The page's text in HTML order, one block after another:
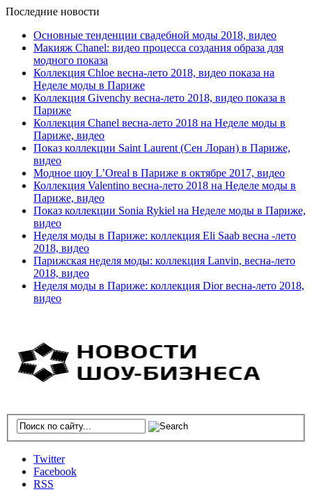
Последние новости
Основные тенденции свадебной моды 2018, видео
Макияж Chanel: видео процесса создания образа для
модного показа
Коллекция Chloe весна-лето 2018, видео показа на
Неделе моды в Париже
Коллекция Givenchy весна-лето 2018, видео показа в
Париже
Коллекция Chanel весна-лето 2018 на Неделе моды в
Париже, видео
Показ коллекции Saint Laurent (Сен Лоран) в Париже,
видео
Модное шоу L’Oreal в Париже в октябре 2017, видео
Коллекция Valentino весна-лето 2018 на Неделе моды в
Париже, видео
Показ коллекции Sonia Rykiel на Неделе моды в Париже,
видео
Неделя моды в Париже: коллекция Eli Saab весна -лето
2018, видео
Парижская неделя моды: коллекция Lanvin, весна-лето
2018, видео
Неделя моды в Париже: коллекция Dior весна-лето 2018,
видео
Twitter
Facebook
RSS